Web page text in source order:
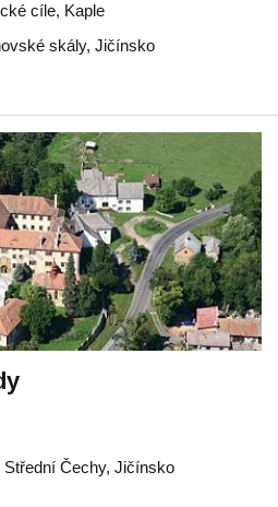
cíle, Kaple
skály, Jičínsko
Střední Čechy, Jičínsko